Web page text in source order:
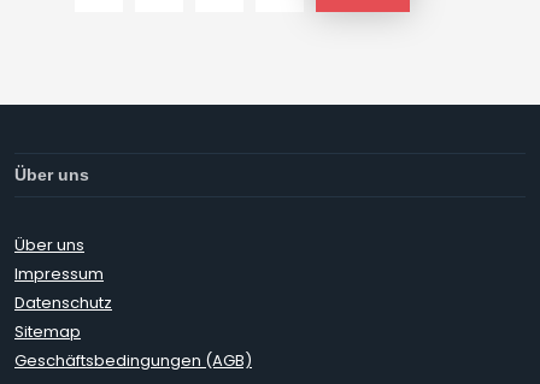
Über uns
Über uns
Impressum
Datenschutz
Sitemap
Geschäftsbedingungen (AGB)